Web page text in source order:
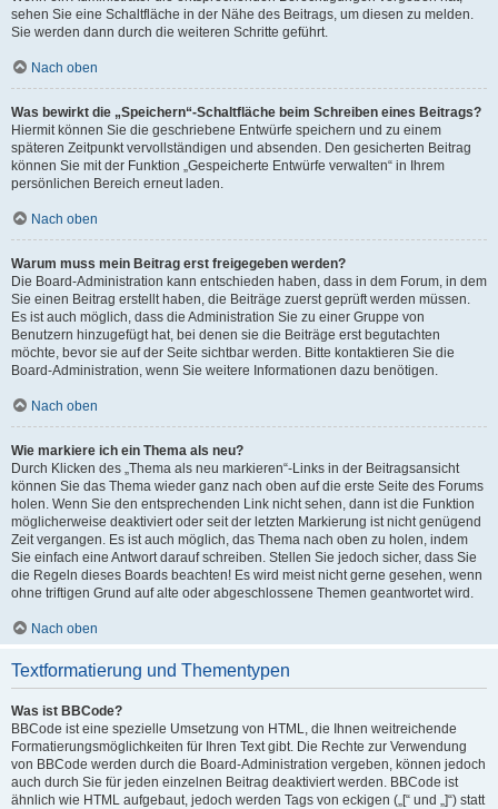
sehen Sie eine Schaltfläche in der Nähe des Beitrags, um diesen zu melden.
Sie werden dann durch die weiteren Schritte geführt.
Nach oben
Was bewirkt die „Speichern“-Schaltfläche beim Schreiben eines Beitrags?
Hiermit können Sie die geschriebene Entwürfe speichern und zu einem
späteren Zeitpunkt vervollständigen und absenden. Den gesicherten Beitrag
können Sie mit der Funktion „Gespeicherte Entwürfe verwalten“ in Ihrem
persönlichen Bereich erneut laden.
Nach oben
Warum muss mein Beitrag erst freigegeben werden?
Die Board-Administration kann entschieden haben, dass in dem Forum, in dem
Sie einen Beitrag erstellt haben, die Beiträge zuerst geprüft werden müssen.
Es ist auch möglich, dass die Administration Sie zu einer Gruppe von
Benutzern hinzugefügt hat, bei denen sie die Beiträge erst begutachten
möchte, bevor sie auf der Seite sichtbar werden. Bitte kontaktieren Sie die
Board-Administration, wenn Sie weitere Informationen dazu benötigen.
Nach oben
Wie markiere ich ein Thema als neu?
Durch Klicken des „Thema als neu markieren“-Links in der Beitragsansicht
können Sie das Thema wieder ganz nach oben auf die erste Seite des Forums
holen. Wenn Sie den entsprechenden Link nicht sehen, dann ist die Funktion
möglicherweise deaktiviert oder seit der letzten Markierung ist nicht genügend
Zeit vergangen. Es ist auch möglich, das Thema nach oben zu holen, indem
Sie einfach eine Antwort darauf schreiben. Stellen Sie jedoch sicher, dass Sie
die Regeln dieses Boards beachten! Es wird meist nicht gerne gesehen, wenn
ohne triftigen Grund auf alte oder abgeschlossene Themen geantwortet wird.
Nach oben
Textformatierung und Thementypen
Was ist BBCode?
BBCode ist eine spezielle Umsetzung von HTML, die Ihnen weitreichende
Formatierungsmöglichkeiten für Ihren Text gibt. Die Rechte zur Verwendung
von BBCode werden durch die Board-Administration vergeben, können jedoch
auch durch Sie für jeden einzelnen Beitrag deaktiviert werden. BBCode ist
ähnlich wie HTML aufgebaut, jedoch werden Tags von eckigen („[“ und „]“) statt